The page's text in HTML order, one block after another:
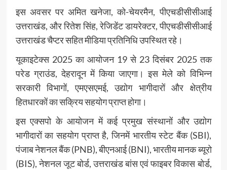
इस अवसर पर अमित खनेजा, को-चेयरमैन, पीएचडीसीसीआई
उत्तराखंड, और रितेश सिंह, रेजिडेंट डायरेक्टर, पीएचडीसीसीआई
उत्तराखंड चैप्टर सहित मीडिया प्रतिनिधि उपस्थित रहे।
यूकाइटेक्स 2025 का आयोजन 19 से 23 दिसंबर 2025 तक
परेड ग्राउंड, देहरादून में किया जाएगा। इस मेले को विभिन्न
सरकारी विभागों, एमएसएमई, उद्योग भागीदारों और क्षेत्रीय
हितधारकों का सक्रिय सहयोग प्राप्त होगा।
इस एक्सपो के आयोजन में कई प्रमुख संस्थानों और उद्योग
भागीदारों का सहयोग प्राप्त है, जिनमें भारतीय स्टेट बैंक (SBI),
पंजाब नेशनल बैंक (PNB), बीएनआई (BNI), भारतीय मानक ब्यूरो
(BIS), नेशनल जूट बोर्ड, उत्तराखंड बांस एवं फाइबर विकास बोर्ड,